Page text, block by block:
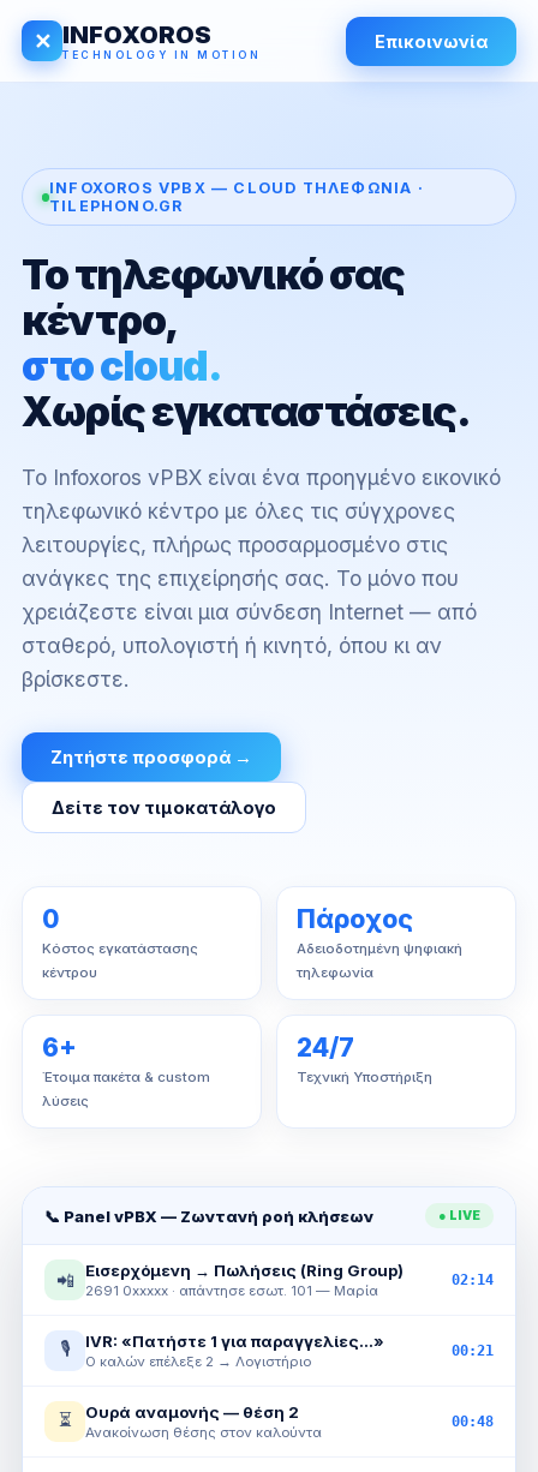
✕ INFOXOROS
TECHNOLOGY IN MOTION
Επικοινωνία
INFOXOROS VPBX — CLOUD ΤΗΛΕΦΩΝΊΑ ·
TILEPHONO.GR
Το τηλεφωνικό σας
κέντρο,
στο cloud.
Χωρίς εγκαταστάσεις.
Το Infoxoros vPBX είναι ένα προηγμένο εικονικό
τηλεφωνικό κέντρο με όλες τις σύγχρονες
λειτουργίες, πλήρως προσαρμοσμένο στις
ανάγκες της επιχείρησής σας. Το μόνο που
χρειάζεστε είναι μια σύνδεση Internet — από
σταθερό, υπολογιστή ή κινητό, όπου κι αν
βρίσκεστε.
Ζητήστε προσφορά →
Δείτε τον τιμοκατάλογο
0
Κόστος εγκατάστασης
κέντρου
Πάροχος
Αδειοδοτημένη ψηφιακή
τηλεφωνία
6+
Έτοιμα πακέτα & custom
λύσεις
24/7
Τεχνική Υποστήριξη
📞 Panel vPBX — Ζωντανή ροή κλήσεων ● LIVE
📲 Εισερχόμενη → Πωλήσεις (Ring Group)
2691 0xxxxx · απάντησε εσωτ. 101 — Μαρία
02:14
🎙 IVR: «Πατήστε 1 για παραγγελίες…»
Ο καλών επέλεξε 2 → Λογιστήριο
00:21
⏳ Ουρά αναμονής — θέση 2
Ανακοίνωση θέσης στον καλούντα
00:48